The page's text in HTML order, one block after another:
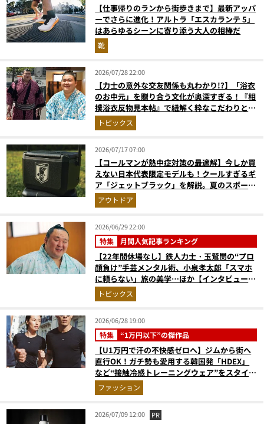
【仕事帰りのランから街歩きまで】最新アッパ
ーでさらに進化！アルトラ「エスカランテ 5」
はあらゆるシーンに寄り添う大人の相棒だ
靴
2026/07/28 22:00
【力士の意外な交友関係も丸わかり!?】「浴衣
のお中元」を贈り合う文化が奥深すぎる！『相
撲浴衣反物見本帖』で紐解く粋なこだわりとと
っておきの1着
トピックス
2026/07/17 07:00
【コールマンが熱中症対策の最適解】今しか買
えない日本代表限定モデルも！クールすぎるギ
ア「ジェットブラック」を解説。夏のスポーツ
応援＆レジャーの強い味方
アウトドア
2026/06/29 22:00
特集 月間人気記事ランキング
【22年間休場なし】鉄人力士・玉鷲関の“プロ
顔負け”手芸メンタル術、小泉孝太郎「スマホ
に頼らない」旅の美学…ほか【インタビューの
人気記事ランキングベスト3】（2026年5月
版）
トピックス
2026/06/28 19:00
特集 “1万円以下”の傑作品
【U1万円で汗の不快感ゼロへ】ジムから街へ
直行OK！ガチ勢も愛用する韓国発「HDEX」
など“接触冷感トレーニングウェア”をスタイリ
ストが徹底解説
ファッション
2026/07/09 12:00 PR